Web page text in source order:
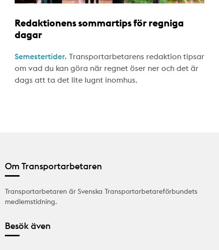
Redaktionens sommartips för regniga
dagar
Semestertider. Transportarbetarens redaktion tipsar
om vad du kan göra när regnet öser ner och det är
dags att ta det lite lugnt inomhus.
Om Transportarbetaren
Transportarbetaren är Svenska Transportarbetareförbundets
medlemstidning.
Besök även